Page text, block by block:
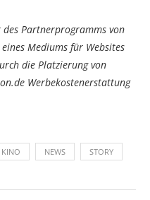
des Partnerprogramms von
Mediums für Websites
die Platzierung von
Werbekostenerstattung
KINO NEWS STORY